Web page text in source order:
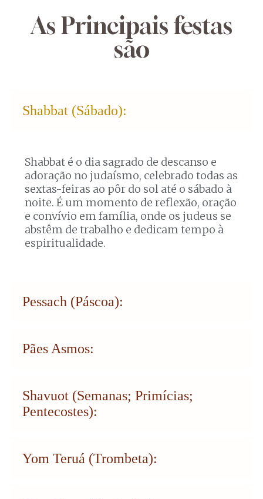
As Principais festas
são
Shabbat (Sábado):
Shabbat é o dia sagrado de descanso e
adoração no judaísmo, celebrado todas as
sextas-feiras ao pôr do sol até o sábado à
noite. É um momento de reflexão, oração
e convívio em família, onde os judeus se
abstêm de trabalho e dedicam tempo à
espiritualidade.
Pessach (Páscoa):
Pães Asmos:
Shavuot (Semanas; Primícias;
Pentecostes):
Yom Teruá (Trombeta):